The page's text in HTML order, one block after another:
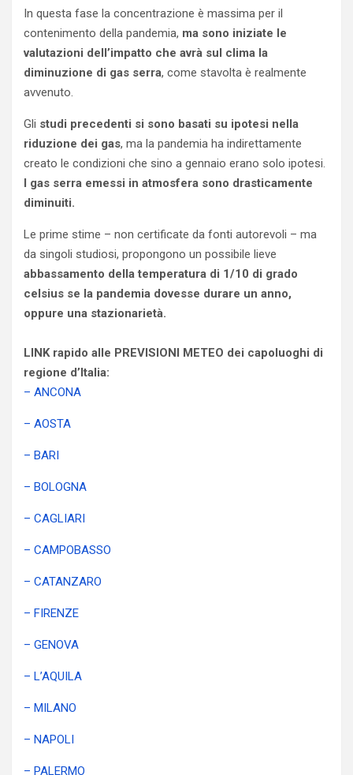
In questa fase la concentrazione è massima per il
contenimento della pandemia, ma sono iniziate le
valutazioni dell’impatto che avrà sul clima la
diminuzione di gas serra, come stavolta è realmente
avvenuto.
Gli studi precedenti si sono basati su ipotesi nella
riduzione dei gas, ma la pandemia ha indirettamente
creato le condizioni che sino a gennaio erano solo ipotesi.
I gas serra emessi in atmosfera sono drasticamente
diminuiti.
Le prime stime – non certificate da fonti autorevoli – ma
da singoli studiosi, propongono un possibile lieve
abbassamento della temperatura di 1/10 di grado
celsius se la pandemia dovesse durare un anno,
oppure una stazionarietà.
LINK rapido alle PREVISIONI METEO dei capoluoghi di
regione d’Italia:
– ANCONA
– AOSTA
– BARI
– BOLOGNA
– CAGLIARI
– CAMPOBASSO
– CATANZARO
– FIRENZE
– GENOVA
– L’AQUILA
– MILANO
– NAPOLI
– PALERMO